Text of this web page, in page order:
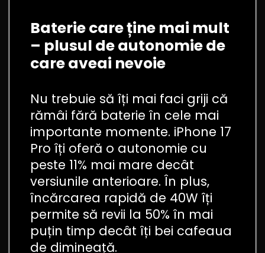
Baterie care ține mai mult
– plusul de autonomie de
care aveai nevoie
Nu trebuie să îți mai faci griji că
rămâi fără baterie în cele mai
importante momente. iPhone 17
Pro îți oferă o autonomie cu
peste 11% mai mare decât
versiunile anterioare. În plus,
încărcarea rapidă de 40W îți
permite să revii la 50% în mai
puțin timp decât îți bei cafeaua
de dimineață.